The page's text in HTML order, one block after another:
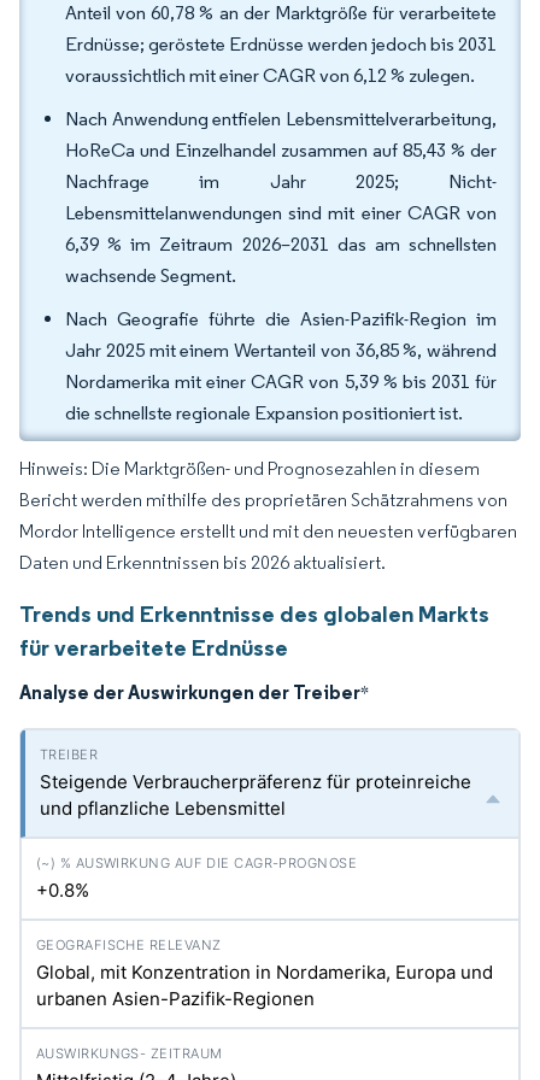
Anteil von 60,78 % an der Marktgröße für verarbeitete
Erdnüsse; geröstete Erdnüsse werden jedoch bis 2031
voraussichtlich mit einer CAGR von 6,12 % zulegen.
Nach Anwendung entfielen Lebensmittelverarbeitung,
HoReCa und Einzelhandel zusammen auf 85,43 % der
Nachfrage im Jahr 2025; Nicht-
Lebensmittelanwendungen sind mit einer CAGR von
6,39 % im Zeitraum 2026–2031 das am schnellsten
wachsende Segment.
Nach Geografie führte die Asien-Pazifik-Region im
Jahr 2025 mit einem Wertanteil von 36,85 %, während
Nordamerika mit einer CAGR von 5,39 % bis 2031 für
die schnellste regionale Expansion positioniert ist.
Hinweis: Die Marktgrößen- und Prognosezahlen in diesem
Bericht werden mithilfe des proprietären Schätzrahmens von
Mordor Intelligence erstellt und mit den neuesten verfügbaren
Daten und Erkenntnissen bis 2026 aktualisiert.
Trends und Erkenntnisse des globalen Markts
für verarbeitete Erdnüsse
Analyse der Auswirkungen der Treiber*
Steigende Verbraucherpräferenz für proteinreiche
und pflanzliche Lebensmittel
+0.8%
Global, mit Konzentration in Nordamerika, Europa und
urbanen Asien-Pazifik-Regionen